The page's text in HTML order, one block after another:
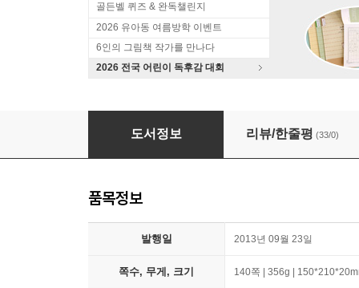
골든벨 퀴즈 & 완독챌린지
2026 유아동 여름방학 이벤트
6인의 그림책 작가를 만나다
2026 전국 어린이 독후감 대회
잊지 마, 넌 호랑이야
도서정보 리뷰/한줄평 (33/0)
품목정보
발행일 2013년 09월 23일
쪽수, 무게, 크기 140쪽 | 356g |